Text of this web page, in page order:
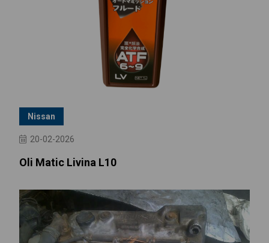
Nissan
20-02-2026
Oli Matic Livina L10